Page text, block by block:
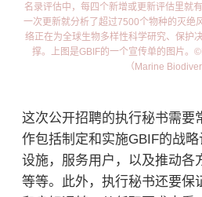
名录评估中，每四个新增或更新评估里就
一次更新就分析了超过7500个物种的灭绝
络正在为全球生物多样性科学研究、保护
撑。上图是GBIF的一个宣传单的图片。
（Marine
这次公开招聘的执行秘书需要
作包括制定和实施GBIF的战
设施，服务用户，以及推动各
等等。此外，执行秘书还要保